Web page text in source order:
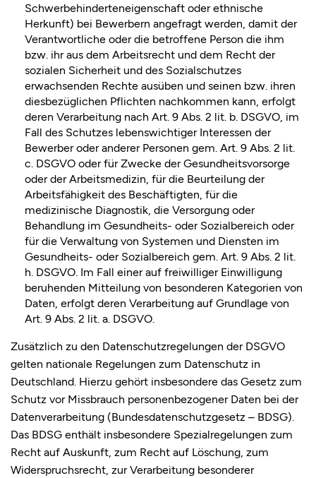
Schwerbehinderteneigenschaft oder ethnische
Herkunft) bei Bewerbern angefragt werden, damit der
Verantwortliche oder die betroffene Person die ihm
bzw. ihr aus dem Arbeitsrecht und dem Recht der
sozialen Sicherheit und des Sozialschutzes
erwachsenden Rechte ausüben und seinen bzw. ihren
diesbezüglichen Pflichten nachkommen kann, erfolgt
deren Verarbeitung nach Art. 9 Abs. 2 lit. b. DSGVO, im
Fall des Schutzes lebenswichtiger Interessen der
Bewerber oder anderer Personen gem. Art. 9 Abs. 2 lit.
c. DSGVO oder für Zwecke der Gesundheitsvorsorge
oder der Arbeitsmedizin, für die Beurteilung der
Arbeitsfähigkeit des Beschäftigten, für die
medizinische Diagnostik, die Versorgung oder
Behandlung im Gesundheits- oder Sozialbereich oder
für die Verwaltung von Systemen und Diensten im
Gesundheits- oder Sozialbereich gem. Art. 9 Abs. 2 lit.
h. DSGVO. Im Fall einer auf freiwilliger Einwilligung
beruhenden Mitteilung von besonderen Kategorien von
Daten, erfolgt deren Verarbeitung auf Grundlage von
Art. 9 Abs. 2 lit. a. DSGVO.
Zusätzlich zu den Datenschutzregelungen der DSGVO
gelten nationale Regelungen zum Datenschutz in
Deutschland. Hierzu gehört insbesondere das Gesetz zum
Schutz vor Missbrauch personenbezogener Daten bei der
Datenverarbeitung (Bundesdatenschutzgesetz – BDSG).
Das BDSG enthält insbesondere Spezialregelungen zum
Recht auf Auskunft, zum Recht auf Löschung, zum
Widerspruchsrecht, zur Verarbeitung besonderer